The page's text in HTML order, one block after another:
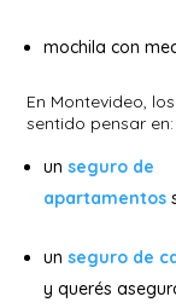
mochila con
En Montevideo,
sentido pensar en:
unseguro de
apartamentos
unseguro de
y querés